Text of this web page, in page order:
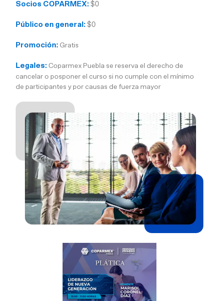
Socios COPARMEX: $0
Público en general: $0
Promoción: Gratis
Legales: Coparmex Puebla se reserva el derecho de
cancelar o posponer el curso si no cumple con el mínimo
de participantes y por causas de fuerza mayor